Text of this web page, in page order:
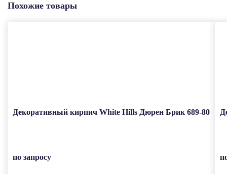
Похожие товары
Декоративный кирпич White Hills Дюрен Брик 689-80
по запросу